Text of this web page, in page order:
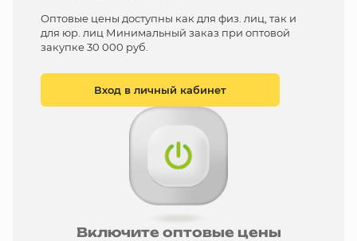
Оптовые цены доступны как для физ. лиц, так и
для юр. лиц Минимальный заказ при оптовой
закупке 30 000 руб.
Вход в личный кабинет
Включите оптовые цены